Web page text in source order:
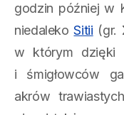
godzin później w
niedalekoSitii (gr.
w którym dzięki
i śmigłowców
akrów